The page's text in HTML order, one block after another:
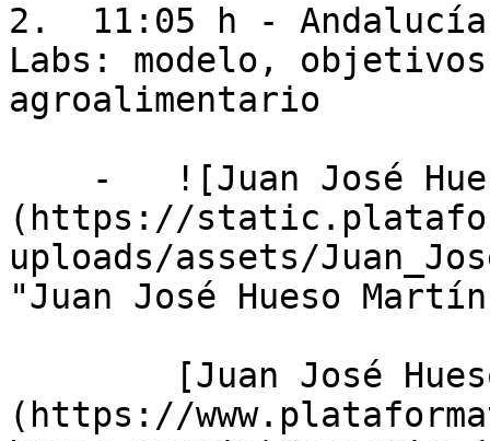
2.  11:05 h -
Labs: modelo,
agroalimentario
(https://
uploads/assets/
"Juan José Hueso
(https://